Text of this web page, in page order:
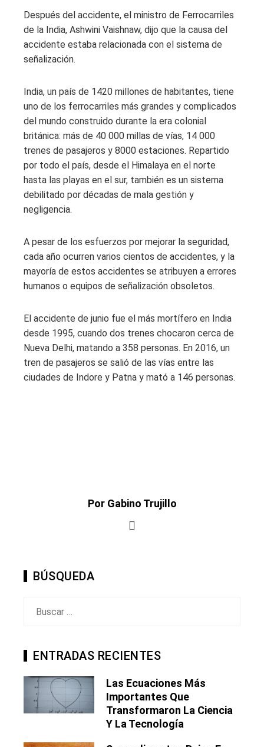
Después del accidente, el ministro de Ferrocarriles
de la India, Ashwini Vaishnaw, dijo que la causa del
accidente estaba relacionada con el sistema de
señalización.
India, un país de 1420 millones de habitantes, tiene
uno de los ferrocarriles más grandes y complicados
del mundo construido durante la era colonial
británica: más de 40 000 millas de vías, 14 000
trenes de pasajeros y 8000 estaciones. Repartido
por todo el país, desde el Himalaya en el norte
hasta las playas en el sur, también es un sistema
debilitado por décadas de mala gestión y
negligencia.
A pesar de los esfuerzos por mejorar la seguridad,
cada año ocurren varios cientos de accidentes, y la
mayoría de estos accidentes se atribuyen a errores
humanos o equipos de señalización obsoletos.
El accidente de junio fue el más mortífero en India
desde 1995, cuando dos trenes chocaron cerca de
Nueva Delhi, matando a 358 personas. En 2016, un
tren de pasajeros se salió de las vías entre las
ciudades de Indore y Patna y mató a 146 personas.
Por Gabino Trujillo
BÚSQUEDA
ENTRADAS RECIENTES
Las Ecuaciones Más
Importantes Que
Transformaron La Ciencia
Y La Tecnología